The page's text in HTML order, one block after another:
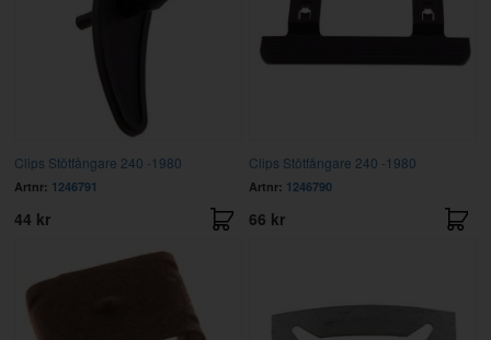
Clips Stötfångare 240 -1980
Artnr: 1246791
44 kr
Clips Stötfångare 240 -1980
Artnr: 1246790
66 kr